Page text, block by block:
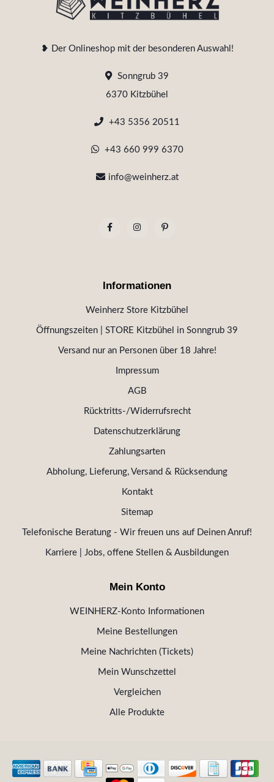
❥ Der Onlineshop mit der besonderen Auswahl!
Sonngrub 39
6370 Kitzbühel
+43 5356 20511
+43 660 999 6370
info@weinherz.at
Informationen
Weinherz Store Kitzbühel
Öffnungszeiten | STORE Kitzbühel in Sonngrub 39
Versand nur an Personen über 18 Jahre!
Impressum
AGB
Rücktritts-/Widerrufsrecht
Datenschutzerklärung
Zahlungsarten
Abholung, Lieferung, Versand & Rücksendung
Kontakt
Sitemap
Telefonische Beratung - Wir freuen uns auf Deinen Anruf!
Karriere | Jobs, offene Stellen & Ausbildungen
Mein Konto
WEINHERZ-Konto Informationen
Meine Bestellungen
Meine Nachrichten (Tickets)
Mein Wunschzettel
Vergleichen
Alle Produkte